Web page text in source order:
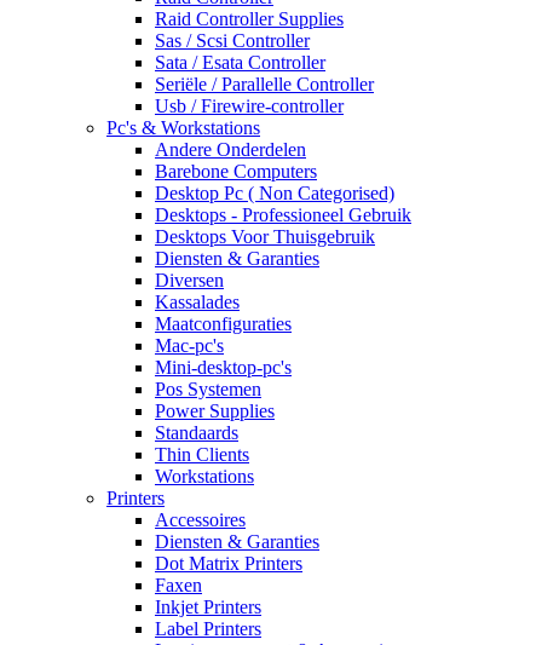
Raid Controller Supplies
Sas / Scsi Controller
Sata / Esata Controller
Seriële / Parallelle Controller
Usb / Firewire-controller
Pc's & Workstations
Andere Onderdelen
Barebone Computers
Desktop Pc ( Non Categorised)
Desktops - Professioneel Gebruik
Desktops Voor Thuisgebruik
Diensten & Garanties
Diversen
Kassalades
Maatconfiguraties
Mac-pc's
Mini-desktop-pc's
Pos Systemen
Power Supplies
Standaards
Thin Clients
Workstations
Printers
Accessoires
Diensten & Garanties
Dot Matrix Printers
Faxen
Inkjet Printers
Label Printers